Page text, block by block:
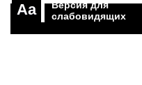
Aa
Версия для
слабовидящих